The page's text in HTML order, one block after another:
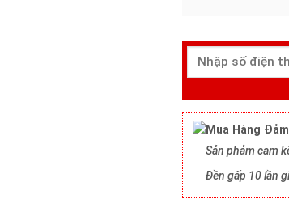
Sản phảm cam
Đền gấp 10 lần